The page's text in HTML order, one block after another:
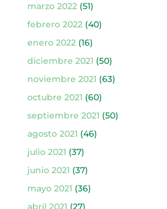
marzo 2022(51)
febrero 2022(40)
enero 2022(16)
diciembre 2021 (50)
noviembre 2021 (63)
octubre 2021 (60)
septiembre 2021 (50)
agosto 2021 (46)
julio 2021 (37)
junio 2021 (37)
mayo 2021 (36)
abril 2021 (27)